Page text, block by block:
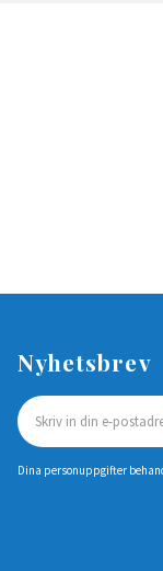
Nyhetsbrev
Dina personuppgifter